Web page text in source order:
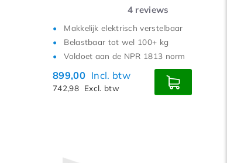
4 reviews
Makkelijk elektrisch verstelbaar
Belastbaar tot wel 100+ kg
Voldoet aan de NPR 1813 norm
899,00 Incl. btw
742,98 Excl. btw